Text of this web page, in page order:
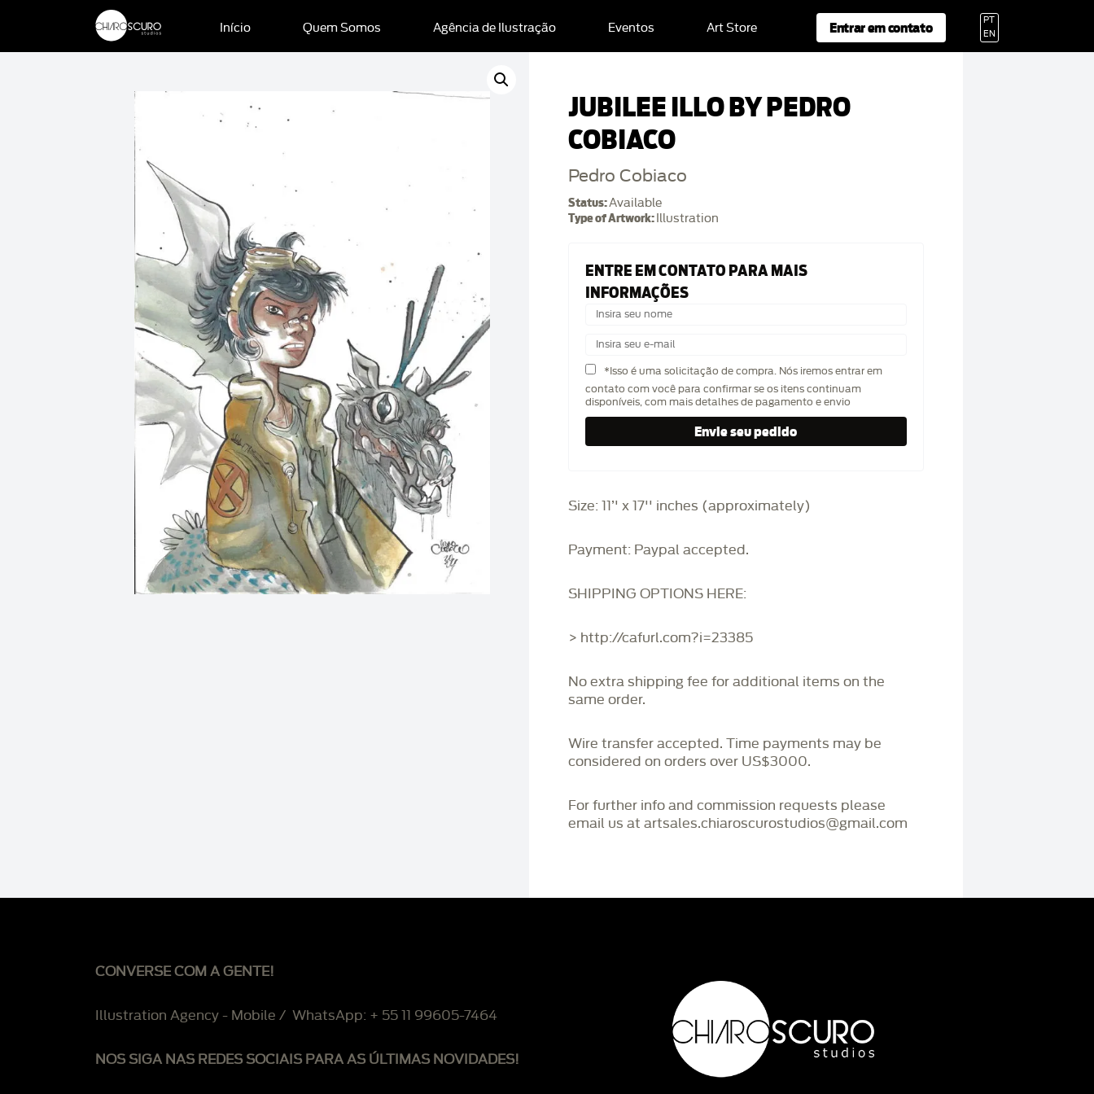
Início Quem Somos Agência de Ilustração Eventos Art Store Entrar em contato
PT
EN
JUBILEE ILLO BY PEDRO
COBIACO
Pedro Cobiaco
Status:Available
Type of Artwork: Illustration
ENTRE EM CONTATO PARA MAIS
INFORMAÇÕES
*Isso é uma solicitação de compra. Nós iremos entrar em
contato com você para confirmar se os itens continuam
disponíveis, com mais detalhes de pagamento e envio
Size: 11’' x 17'' inches (approximately)
Payment: Paypal accepted.
SHIPPING OPTIONS HERE:
> http://cafurl.com?i=23385
No extra shipping fee for additional items on the
same order.
Wire transfer accepted. Time payments may be
considered on orders over US$3000.
For further info and commission requests please
email us at artsales.chiaroscurostudios@gmail.com
CONVERSE COM A GENTE!
Illustration Agency - Mobile / WhatsApp: + 55 11 99605-7464
NOS SIGA NAS REDES SOCIAIS PARA AS ÚLTIMAS NOVIDADES!